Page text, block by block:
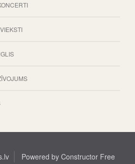
Powered by Constructor Free